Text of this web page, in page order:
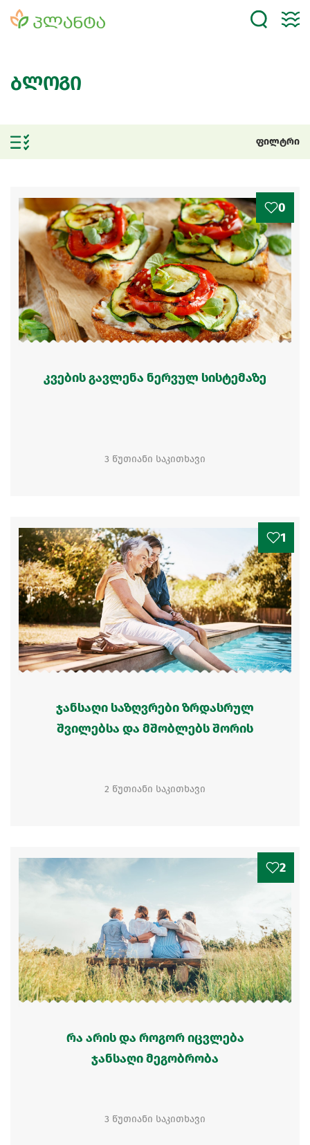
ბლოგი
ფილტრი
0
კვების გავლენა ნერვულ სისტემაზე
3 წუთიანი საკითხავი
1
ჯანსაღი საზღვრები ზრდასრულ
შვილებსა და მშობლებს შორის
2 წუთიანი საკითხავი
2
რა არის და როგორ იცვლება
ჯანსაღი მეგობრობა
3 წუთიანი საკითხავი